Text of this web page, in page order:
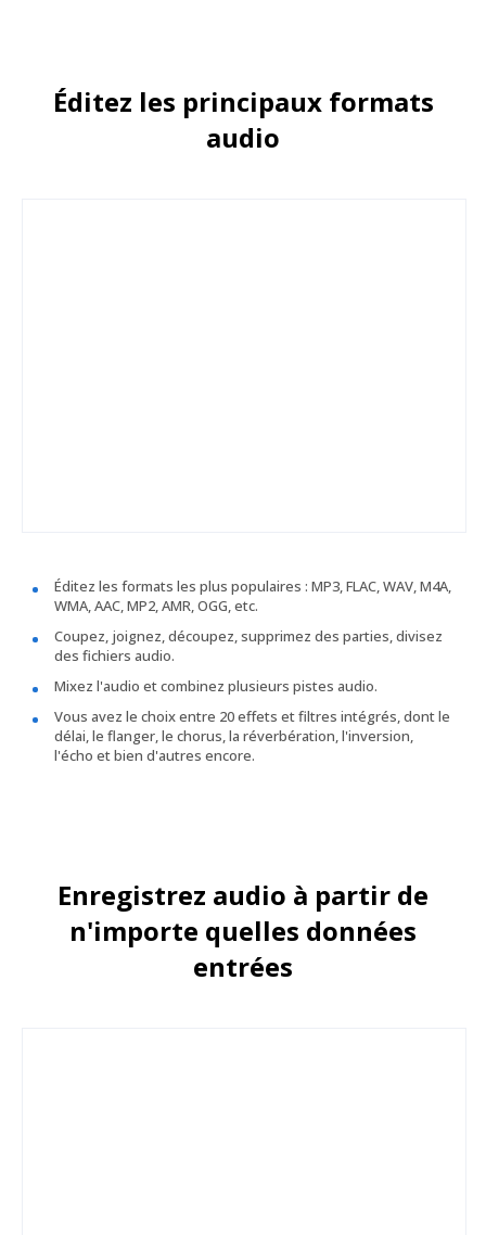
Éditez les principaux formats
audio
Éditez les formats les plus populaires : MP3, FLAC, WAV, M4A,
WMA, AAC, MP2, AMR, OGG, etc.
Coupez, joignez, découpez, supprimez des parties, divisez
des fichiers audio.
Mixez l'audio et combinez plusieurs pistes audio.
Vous avez le choix entre 20 effets et filtres intégrés, dont le
délai, le flanger, le chorus, la réverbération, l'inversion,
l'écho et bien d'autres encore.
Enregistrez audio à partir de
n'importe quelles données
entrées